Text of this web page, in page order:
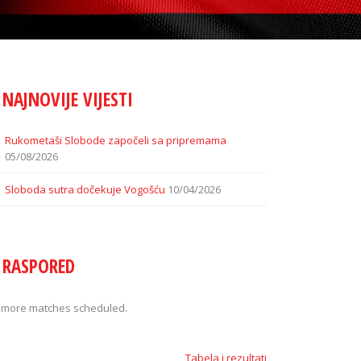
NAJNOVIJE VIJESTI
Rukometaši Slobode započeli sa pripremama
05/08/2026
Sloboda sutra dočekuje Vogošću 10/04/2026
RASPORED
matches scheduled.
Tabela i rezultati